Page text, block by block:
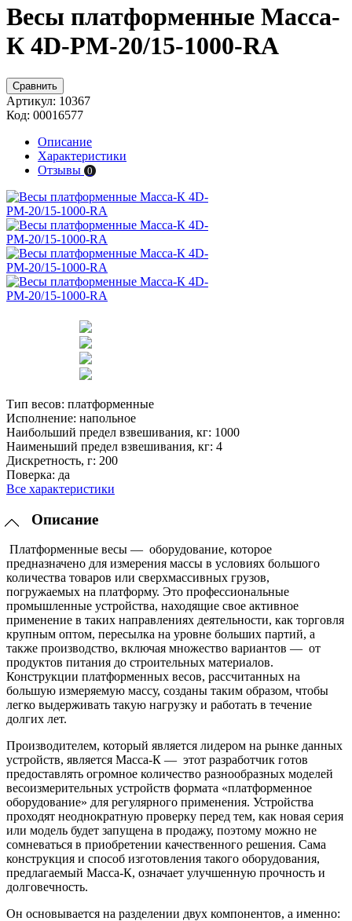
Весы платформенные Масса-
К 4D-PM-20/15-1000-RA
Сравнить
Артикул: 10367
Код: 00016577
Описание
Характеристики
Отзывы 0
Тип весов: платформенные
Исполнение: напольное
Наибольший предел взвешивания, кг: 1000
Наименьший предел взвешивания, кг: 4
Дискретность, г: 200
Поверка: да
Все характеристики
Описание
Платформенные весы — оборудование, которое
предназначено для измерения массы в условиях большого
количества товаров или сверхмассивных грузов,
погружаемых на платформу. Это профессиональные
промышленные устройства, находящие свое активное
применение в таких направлениях деятельности, как торговля
крупным оптом, пересылка на уровне больших партий, а
также производство, включая множество вариантов — от
продуктов питания до строительных материалов.
Конструкции платформенных весов, рассчитанных на
большую измеряемую массу, созданы таким образом, чтобы
легко выдерживать такую нагрузку и работать в течение
долгих лет.
Производителем, который является лидером на рынке данных
устройств, является Масса-К — этот разработчик готов
предоставлять огромное количество разнообразных моделей
весоизмерительных устройств формата «платформенное
оборудование» для регулярного применения. Устройства
проходят неоднократную проверку перед тем, как новая серия
или модель будет запущена в продажу, поэтому можно не
сомневаться в приобретении качественного решения. Сама
конструкция и способ изготовления такого оборудования,
предлагаемый Масса-К, означает улучшенную прочность и
долговечность.
Он основывается на разделении двух компонентов, а именно: